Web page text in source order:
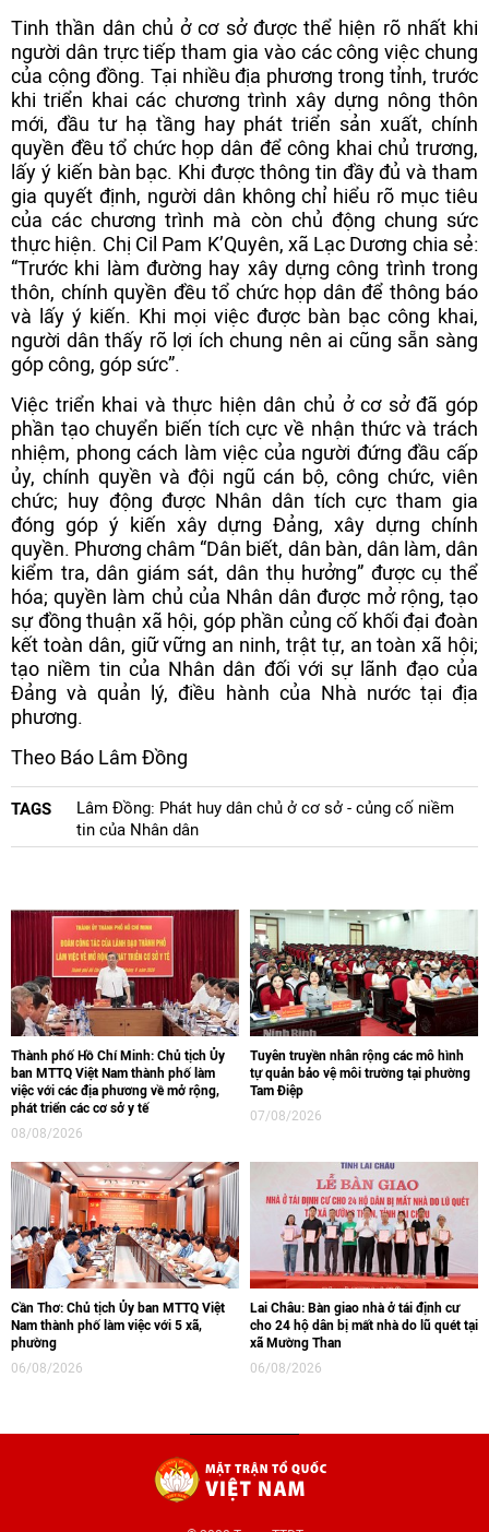
Tinh thần dân chủ ở cơ sở được thể hiện rõ nhất khi
người dân trực tiếp tham gia vào các công việc chung
của cộng đồng. Tại nhiều địa phương trong tỉnh, trước
khi triển khai các chương trình xây dựng nông thôn
mới, đầu tư hạ tầng hay phát triển sản xuất, chính
quyền đều tổ chức họp dân để công khai chủ trương,
lấy ý kiến bàn bạc. Khi được thông tin đầy đủ và tham
gia quyết định, người dân không chỉ hiểu rõ mục tiêu
của các chương trình mà còn chủ động chung sức
thực hiện. Chị Cil Pam K’Quyên, xã Lạc Dương chia sẻ:
“Trước khi làm đường hay xây dựng công trình trong
thôn, chính quyền đều tổ chức họp dân để thông báo
và lấy ý kiến. Khi mọi việc được bàn bạc công khai,
người dân thấy rõ lợi ích chung nên ai cũng sẵn sàng
góp công, góp sức”.
Việc triển khai và thực hiện dân chủ ở cơ sở đã góp
phần tạo chuyển biến tích cực về nhận thức và trách
nhiệm, phong cách làm việc của người đứng đầu cấp
ủy, chính quyền và đội ngũ cán bộ, công chức, viên
chức; huy động được Nhân dân tích cực tham gia
đóng góp ý kiến xây dựng Đảng, xây dựng chính
quyền. Phương châm “Dân biết, dân bàn, dân làm, dân
kiểm tra, dân giám sát, dân thụ hưởng” được cụ thể
hóa; quyền làm chủ của Nhân dân được mở rộng, tạo
sự đồng thuận xã hội, góp phần củng cố khối đại đoàn
kết toàn dân, giữ vững an ninh, trật tự, an toàn xã hội;
tạo niềm tin của Nhân dân đối với sự lãnh đạo của
Đảng và quản lý, điều hành của Nhà nước tại địa
phương.
Theo Báo Lâm Đồng
TAGS
Lâm Đồng: Phát huy dân chủ ở cơ sở - củng cố niềm
tin của Nhân dân
Thành phố Hồ Chí Minh: Chủ tịch Ủy
ban MTTQ Việt Nam thành phố làm
việc với các địa phương về mở rộng,
phát triển các cơ sở y tế
08/08/2026
Tuyên truyền nhân rộng các mô hình
tự quản bảo vệ môi trường tại phường
Tam Điệp
07/08/2026
Cần Thơ: Chủ tịch Ủy ban MTTQ Việt
Nam thành phố làm việc với 5 xã,
phường
06/08/2026
Lai Châu: Bàn giao nhà ở tái định cư
cho 24 hộ dân bị mất nhà do lũ quét tại
xã Mường Than
06/08/2026